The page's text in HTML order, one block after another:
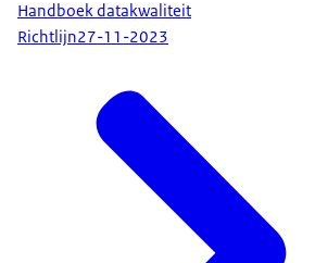
Handboek datakwaliteit
Richtlijn27-11-2023